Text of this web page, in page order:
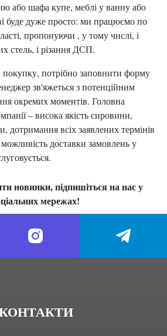
або шафа купе, меблі у ванну або
буде дуже просто: ми працюємо по
пропонуючи , у тому числі, і
стель, і різання ДСП.
потрібно заповнити форму
зв'яжеться з потенційним
окремих моментів. Головна
– висока якість сировини,
дотримання всіх заявлених термінів
доставки замовлень у
новинки, підпишіться на нас у
мережах!